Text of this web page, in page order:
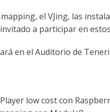
el VJing, las
a participar en
en el Auditorio de
low cost con